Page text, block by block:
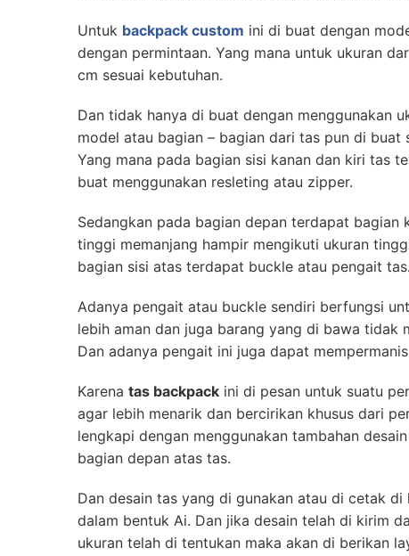
Untuk backpack custom ini di buat dengan
dengan permintaan. Yang mana untuk ukuran
cm sesuai kebutuhan.
Dan tidak hanya di buat dengan menggunakan
model atau bagian – bagian dari tas pun di buat
Yang mana pada bagian sisi kanan dan kiri tas
buat menggunakan resleting atau zipper.
Sedangkan pada bagian depan terdapat bagian
tinggi memanjang hampir mengikuti ukuran
bagian sisi atas terdapat buckle atau pengait tas.
Adanya pengait atau buckle sendiri berfungsi
lebih aman dan juga barang yang di bawa tidak
Dan adanya pengait ini juga dapat
Karena tas backpack ini di pesan untuk suatu
agar lebih menarik dan bercirikan khusus dari
lengkapi dengan menggunakan tambahan
bagian depan atas tas.
Dan desain tas yang di gunakan atau di cetak
dalam bentuk Ai. Dan jika desain telah di kirim
ukuran telah di tentukan maka akan di berikan